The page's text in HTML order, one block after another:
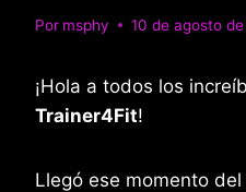
Por msphy 10 de agosto
¡Hola a todos los
Trainer4Fit!
Llegó ese momento